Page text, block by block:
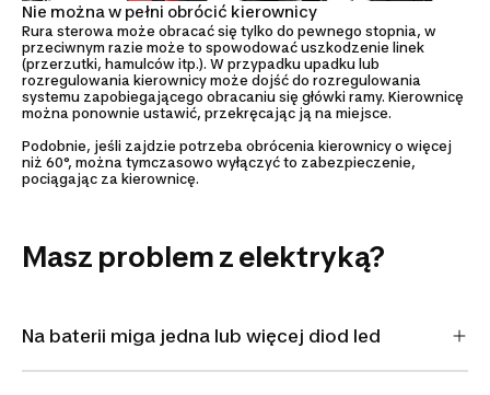
Nie można w pełni obrócić kierownicy
Rura sterowa może obracać się tylko do pewnego stopnia, w
przeciwnym razie może to spowodować uszkodzenie linek
(przerzutki, hamulców itp.). W przypadku upadku lub
rozregulowania kierownicy może dojść do rozregulowania
systemu zapobiegającego obracaniu się główki ramy. Kierownicę
można ponownie ustawić, przekręcając ją na miejsce.
Podobnie, jeśli zajdzie potrzeba obrócenia kierownicy o więcej
niż 60°, można tymczasowo wyłączyć to zabezpieczenie,
pociągając za kierownicę.
Masz problem z elektryką?
Na baterii miga jedna lub więcej diod led